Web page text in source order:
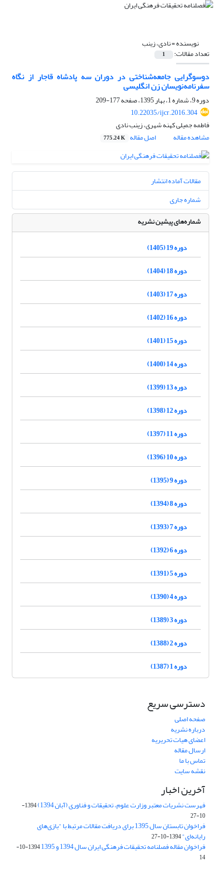
نویسنده =نادی، زینب
تعداد مقالات: 1
دوسوگرایی جامعه‌شناختی در دوران سه پادشاه قاجار از نگاه
سفرنامه‌نویسان زن انگلیسی
دوره 9، شماره 1، بهار 1395، صفحه
177-209
10.22035/ijcr.2016.304
فاطمه جمیلی کهنه شهری، زینب نادی
مشاهده مقاله
اصل مقاله 775.24 K
مقالات آماده انتشار
شماره جاری
شماره‌های پیشین نشریه
دوره 19 (1405)
دوره 18 (1404)
دوره 17 (1403)
دوره 16 (1402)
دوره 15 (1401)
دوره 14 (1400)
دوره 13 (1399)
دوره 12 (1398)
دوره 11 (1397)
دوره 10 (1396)
دوره 9 (1395)
دوره 8 (1394)
دوره 7 (1393)
دوره 6 (1392)
دوره 5 (1391)
دوره 4 (1390)
دوره 3 (1389)
دوره 2 (1388)
دوره 1 (1387)
دسترسی سریع
صفحه اصلی
درباره نشریه
اعضای هیات تحریریه
ارسال مقاله
تماس با ما
نقشه سایت
آخرین اخبار
فهرست نشریات معتبر وزارت علوم، تحقیقات و فناوری (آبان 1394)
1394-
10-27
فراخوان تابستان سال 1395 برای دریافت مقالات مرتبط با "بازی‌های
رایانه‌ای"1394-10-27
فراخوان مقاله فصلنامه تحقیقات فرهنگی ایران سال 1394 و 1395
1394-10-
14